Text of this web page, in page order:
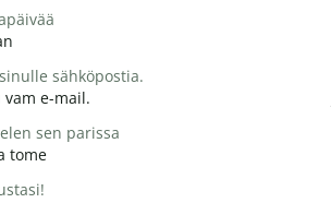
sähköpostia.
vam e-mail.
sen parissa
tome